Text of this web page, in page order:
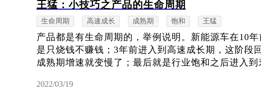
王猛：小技巧之产品的生命周期
生命周期 高速成长 成熟期 饱和 王猛
产品都是有生命周期的，举例说明。新能源车在10
是只烧钱不赚钱；3年前进入到高速成长期，这阶段
成熟期增速就变慢了；最后就是行业饱和之后进入
2022/03/19